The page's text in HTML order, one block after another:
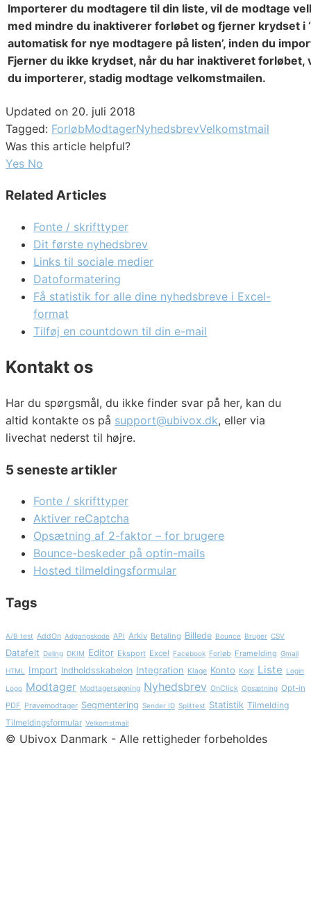
Importerer du modtagere til din liste, vil de modtage
med mindre du inaktiverer forløbet og fjerner krydset i
automatisk for nye modtagere på listen’, inden du
Fjerner du ikke krydset, når du har inaktiveret forløbet,
du importerer, stadig modtage velkomstmailen.
Updated on 20. juli 2018
Tagged: ForløbModtagerNyhedsbrevVelkomstmail
Was this article helpful?
Yes No
Related Articles
Fonte / skrifttyper
Dit første nyhedsbrev
Links til sociale medier
Datoformatering
Få statistik for alle dine nyhedsbreve i Excel-
format
Tilføj en countdown til din e-mail
Kontakt os
Har du spørgsmål, du ikke finder svar på her, kan du
altid kontakte os på support@ubivox.dk, eller via
livechat nederst til højre.
5 seneste artikler
Fonte / skrifttyper
Aktiver reCaptcha
Opsætning af 2-faktor – for brugere
Bounce-beskeder på optin-mails
Hosted tilmeldingsformular
Tags
A/B test AddOn Adgangskode API Arkiv Betaling Billede Bounce Bruger CSV
Datafelt Deling DKIM Editor Eksport Excel Facebook Forløb Framelding Gmail
HTML Import Indholdsskabelon Integration Klage Konto Kopi Liste Login
Logo Modtager Modtagersøgning Nyhedsbrev OnClick Opsætning Opt-in
PDF Prøvemodtager Segmentering Sender ID Splittest Statistik Tilmelding
Tilmeldingsformular Velkomstmail
© Ubivox Danmark - Alle rettigheder forbeholdes